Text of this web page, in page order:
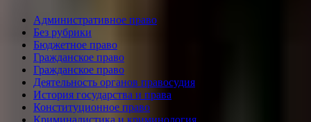
Административное право
Без рубрики
Бюджетное право
Гражданское право
Гражданское право
Деятельность органов правосудия
История государства и права
Конституционное право